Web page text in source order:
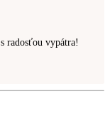
radosťou vypátra!